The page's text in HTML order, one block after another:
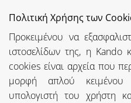
Πολιτική Χρήσης των
Προκειμένου να
ιστοσελίδων της, η
cookies είναι αρχεία που
μορφή απλού κειμένου
υπολογιστή του χρήστη